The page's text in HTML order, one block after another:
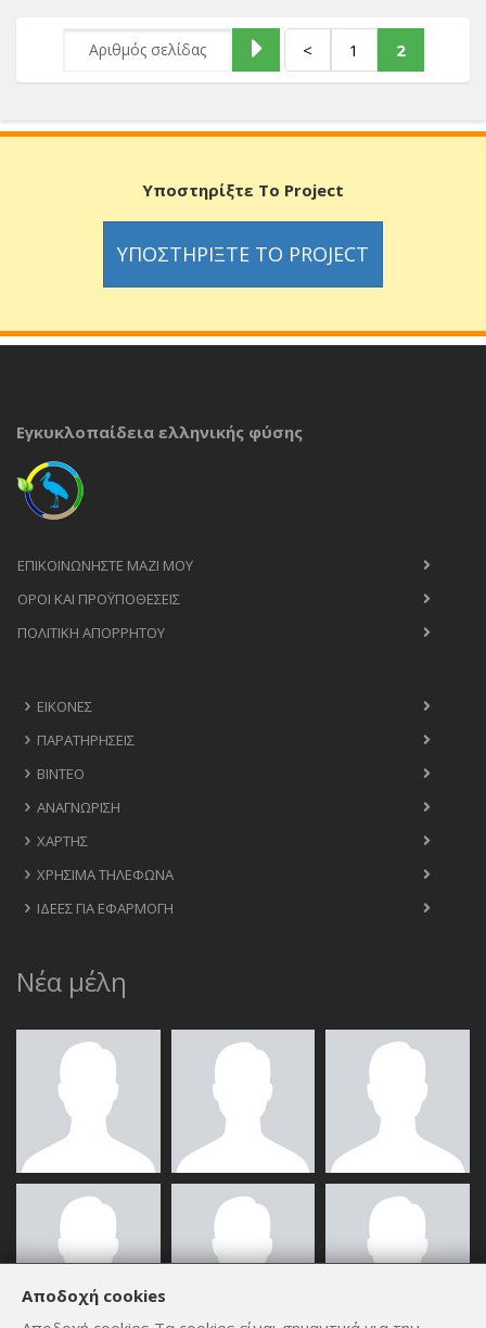
< 1 2
Υποστηρίξτε Το Project
ΥΠΟΣΤΗΡΊΞΤΕ ΤΟ PROJECT
Εγκυκλοπαίδεια ελληνικής φύσης
ΕΠΙΚΟΙΝΩΝΉΣΤΕ ΜΑΖΊ ΜΟΥ
ΟΡΟΙ ΚΑΙ ΠΡΟΫΠΟΘΈΣΕΙΣ
ΠΟΛΙΤΙΚΉ ΑΠΟΡΡΉΤΟΥ
ΕΙΚΌΝΕΣ
ΠΑΡΑΤΗΡΉΣΕΙΣ
ΒΊΝΤΕΟ
ΑΝΑΓΝΏΡΙΣΗ
ΧΆΡΤΗΣ
ΧΡΉΣΙΜΑ ΤΗΛΈΦΩΝΑ
ΙΔΈΕΣ ΓΙΑ ΕΦΑΡΜΟΓΉ
Νέα μέλη
Αποδοχή cookies